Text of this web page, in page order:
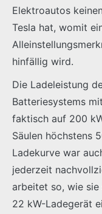
Elektroautos
Tesla hat, womit
hinfällig wird.
Die Ladeleistung
Batteriesystems
faktisch auf 200
Säulen höchstens
Ladekurve war
jederzeit
arbeitet so, wie
22 kW-Ladegerät